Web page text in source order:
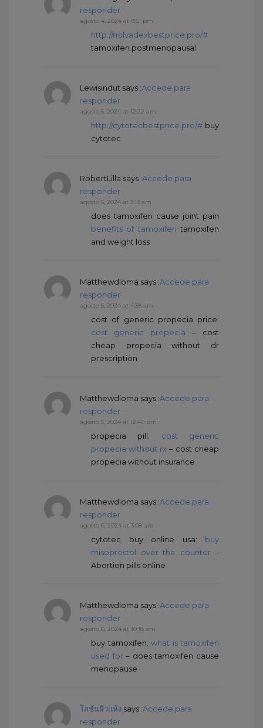
responder
agosto 4, 2024 at 9:51 pm
http://nolvadexbestprice.pro/#
tamoxifen postmenopausal
Lewisindut says :Accede para
responder
agosto 5, 2024 at 12:22 am
http://cytotecbestprice.pro/# buy
cytotec
RobertLilla says :Accede para
responder
agosto 5, 2024 at 3:13 am
does tamoxifen cause joint pain
benefits of tamoxifen tamoxifen
and weight loss
Matthewdioma says :Accede para
responder
agosto 5, 2024 at 4:38 am
cost of generic propecia price:
cost generic propecia – cost
cheap propecia without dr
prescription
Matthewdioma says :Accede para
responder
agosto 5, 2024 at 12:40 pm
propecia pill: cost generic
propecia without rx – cost cheap
propecia without insurance
Matthewdioma says :Accede para
responder
agosto 6, 2024 at 3:08 am
cytotec buy online usa: buy
misoprostol over the counter–
Abortion pills online
Matthewdioma says :Accede para
responder
agosto 6, 2024 at 10:18 am
buy tamoxifen: what is tamoxifen
used for– does tamoxifen cause
menopause
โลชั่นผิวแห้ง says :Accede para
responder